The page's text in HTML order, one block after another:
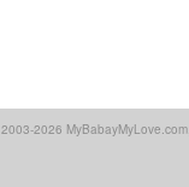
2003-2026